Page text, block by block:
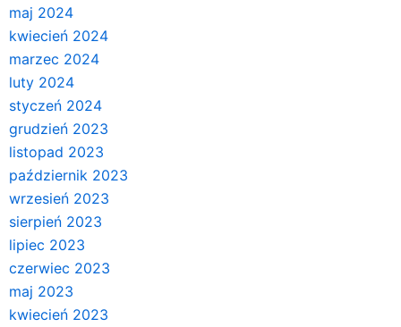
maj 2024
kwiecień 2024
marzec 2024
luty 2024
styczeń 2024
grudzień 2023
listopad 2023
październik 2023
wrzesień 2023
sierpień 2023
lipiec 2023
czerwiec 2023
maj 2023
kwiecień 2023